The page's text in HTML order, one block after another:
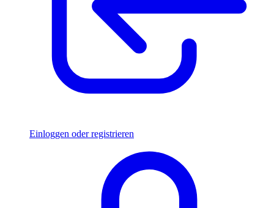
Einloggen oder registrieren